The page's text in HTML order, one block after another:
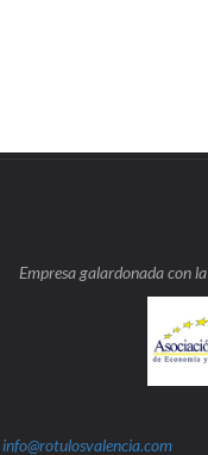
Empresa galardonada con la
info@rotulosvalencia.com